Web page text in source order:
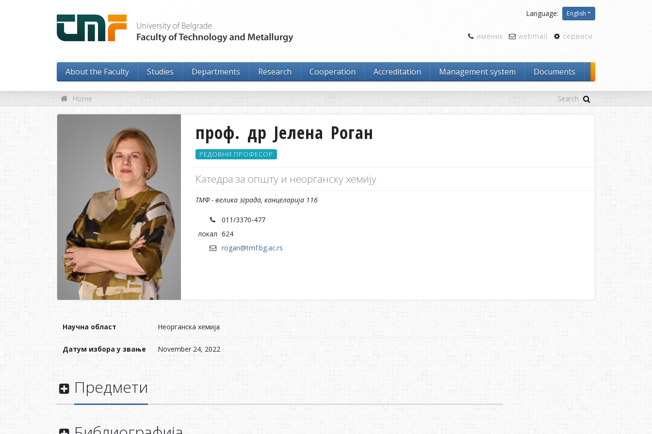
Language: English
именик webmail сервиси
About the Faculty Studies Departments Research Cooperation Accreditation Management system Documents
Home
проф. др Јелена Роган
РЕДОВНИ ПРОФЕСОР
Катедра за општу и неорганску хемију
ТМФ - велика зграда, канцеларија 116
011/3370-477
локал 624
rogan@tmf.bg.ac.rs
Научна област Неорганска хемија
Датум избора у звање November 24, 2022
Предмети